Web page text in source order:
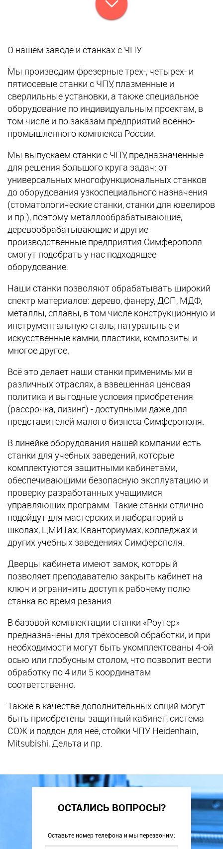
О нашем заводе и станках с ЧПУ
Мы производим фрезерные трех-, четырех- и
пятиосевые станки с ЧПУ, плазменные и
сверлильные установки, а также специальное
оборудование по индивидуальным проектам, в
том числе и по заказам предприятий военно-
промышленного комплекса России.
Мы выпускаем станки с ЧПУ, предназначенные
для решения большого круга задач: от
универсальных многофункциональных станков
до оборудования узкоспециального назначения
(стоматологические станки, станки для ювелиров
и пр.), поэтому металлообрабатывающие,
деревообрабатывающие и другие
производственные предприятия Симферополя
смогут подобрать у нас подходящее
оборудование.
Наши станки позволяют обрабатывать широкий
спектр материалов: дерево, фанеру, ДСП, МДФ,
металлы, сплавы, в том числе конструкционную и
инструментальную сталь, натуральные и
искусственные камни, пластики, композиты и
многое другое.
Всё это делает наши станки применимыми в
различных отраслях, а взвешенная ценовая
политика и выгодные условия приобретения
(рассрочка, лизинг) - доступными даже для
представителей малого бизнеса Симферополя.
В линейке оборудования нашей компании есть
станки для учебных заведений, которые
комплектуются защитными кабинетами,
обеспечивающими безопасную эксплуатацию и
проверку разработанных учащимися
управляющих программ. Такие станки отлично
подойдут для мастерских и лабораторий в
школах, ЦМИТах, Кванториумах, колледжах и
других учебных заведениях Симферополя.
Дверцы кабинета имеют замок, который
позволяет преподавателю закрыть кабинет на
ключ и ограничить доступ к рабочему полю
станка во время резания.
В базовой комплектации станки «Роутер»
предназначены для трёхосевой обработки, и при
необходимости могут быть укомплектованы 4-ой
осью или глобусным столом, что позволит вести
обработку по 4 или 5 координатам
соответственно.
Также в качестве дополнительных опций могут
быть приобретены защитный кабинет, система
СОЖ и поддон для неё, стойки ЧПУ Heidenhain,
Mitsubishi, Дельта и пр.
ОСТАЛИСЬ ВОПРОСЫ?
Оставьте номер телефона и мы перезвоним: